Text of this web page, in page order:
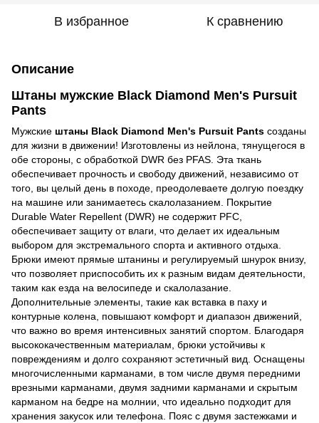
В избранное К сравнению
Описание
Штаны мужские Black Diamond Men's Pursuit
Pants
Мужские штаны Black Diamond Men's Pursuit Pants созданы
для жизни в движении! Изготовлены из нейлона, тянущегося в
обе стороны, с обработкой DWR без PFAS. Эта ткань
обеспечивает прочность и свободу движений, независимо от
того, вы целый день в походе, преодолеваете долгую поездку
на машине или занимаетесь скалолазанием. Покрытие
Durable Water Repellent (DWR) не содержит PFC,
обеспечивает защиту от влаги, что делает их идеальным
выбором для экстремального спорта и активного отдыха.
Брюки имеют прямые штанины и регулируемый шнурок внизу,
что позволяет приспособить их к разным видам деятельности,
таким как езда на велосипеде и скалолазание.
Дополнительные элементы, такие как вставка в паху и
контурные колена, повышают комфорт и диапазон движений,
что важно во время интенсивных занятий спортом. Благодаря
высококачественным материалам, брюки устойчивы к
повреждениям и долго сохраняют эстетичный вид. Оснащены
многочисленными карманами, в том числе двумя передними
врезными карманами, двумя задними карманами и скрытым
карманом на бедре на молнии, что идеально подходит для
хранения закусок или телефона. Пояс с двумя застежками и